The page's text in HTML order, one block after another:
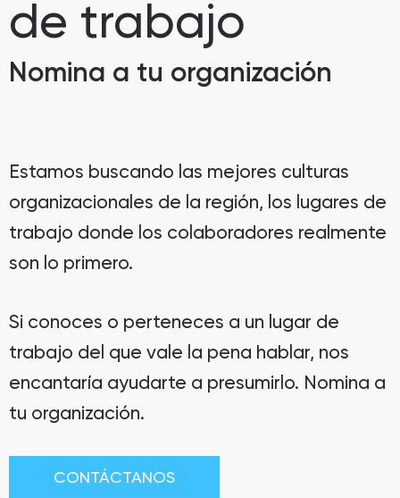
de trabajo
Nomina a tu organización
Estamos buscando las mejores culturas
organizacionales de la región, los lugares de
trabajo donde los colaboradores realmente
son lo primero.
Si conoces o perteneces a un lugar de
trabajo del que vale la pena hablar, nos
encantaría ayudarte a presumirlo. Nomina a
tu organización.
CONTÁCTANOS